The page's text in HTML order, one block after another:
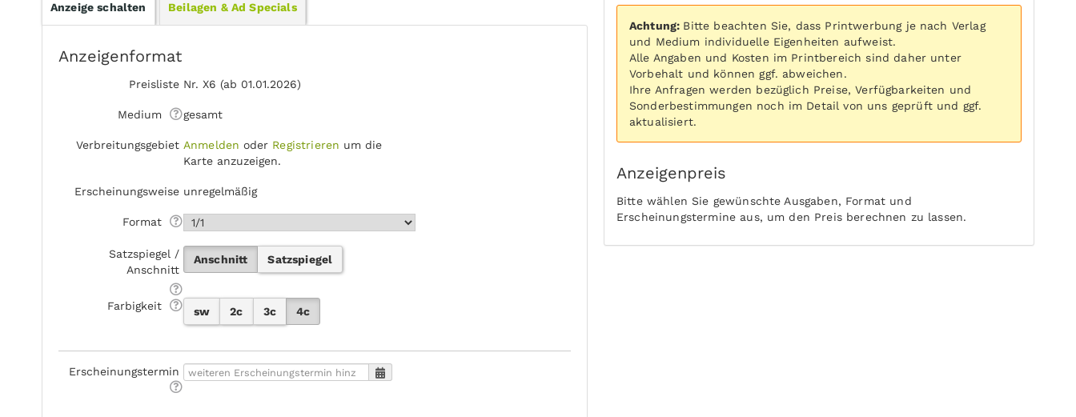
Anzeige schalten Beilagen & Ad Specials
Anzeigenformat
Preisliste Nr. X6 (ab 01.01.2026)
Medium gesamt
Verbreitungsgebiet Anmelden oder Registrieren um die
Karte anzuzeigen.
Erscheinungsweise unregelmäßig
Format
Satzspiegel /
Anschnitt
Anschnitt Satzspiegel
Farbigkeit sw 2c 3c 4c
Erscheinungstermin
Achtung: Bitte beachten Sie, dass Printwerbung je nach Verlag
und Medium individuelle Eigenheiten aufweist.
Alle Angaben und Kosten im Printbereich sind daher unter
Vorbehalt und können ggf. abweichen.
Ihre Anfragen werden bezüglich Preise, Verfügbarkeiten und
Sonderbestimmungen noch im Detail von uns geprüft und ggf.
aktualisiert.
Anzeigenpreis
Bitte wählen Sie gewünschte Ausgaben, Format und
Erscheinungstermine aus, um den Preis berechnen zu lassen.